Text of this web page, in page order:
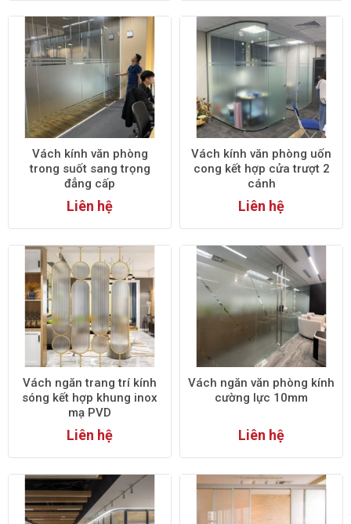
Vách kính văn phòng
trong suốt sang trọng
đẳng cấp
Liên hệ
Vách kính văn phòng uốn
cong kết hợp cửa trượt 2
cánh
Liên hệ
Vách ngăn trang trí kính
sóng kết hợp khung inox
mạ PVD
Liên hệ
Vách ngăn văn phòng kính
cường lực 10mm
Liên hệ